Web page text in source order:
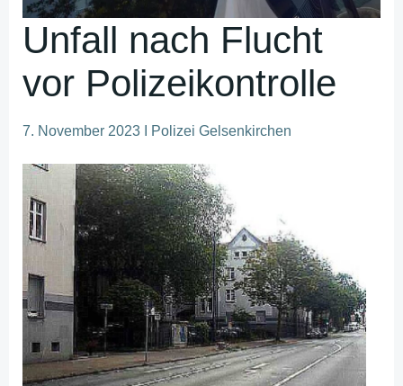
Unfall nach Flucht
vor Polizeikontrolle
7. November 2023 I Polizei Gelsenkirchen